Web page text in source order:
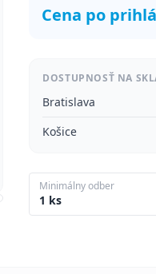
Cena po
DOSTUPNOSŤ NA
Bratislava
Košice
Minimálny odber
1 ks